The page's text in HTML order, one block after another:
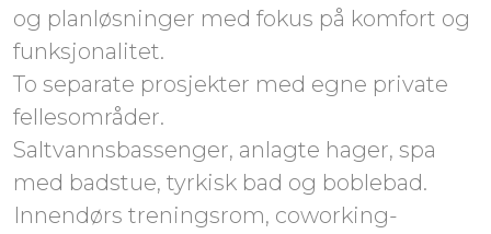
og planløsninger med fokus på komfort og
funksjonalitet.
To separate prosjekter med egne private
fellesområder.
Saltvannsbassenger, anlagte hager, spa
med badstue, tyrkisk bad og boblebad.
Innendørs treningsrom, coworking-